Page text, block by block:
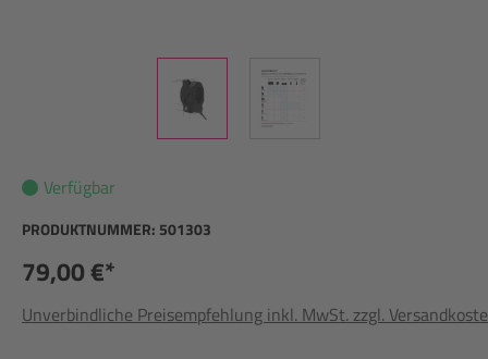
Verfügbar
PRODUKTNUMMER: 501303
79,00 €*
Unverbindliche Preisempfehlung inkl. MwSt. zzgl.